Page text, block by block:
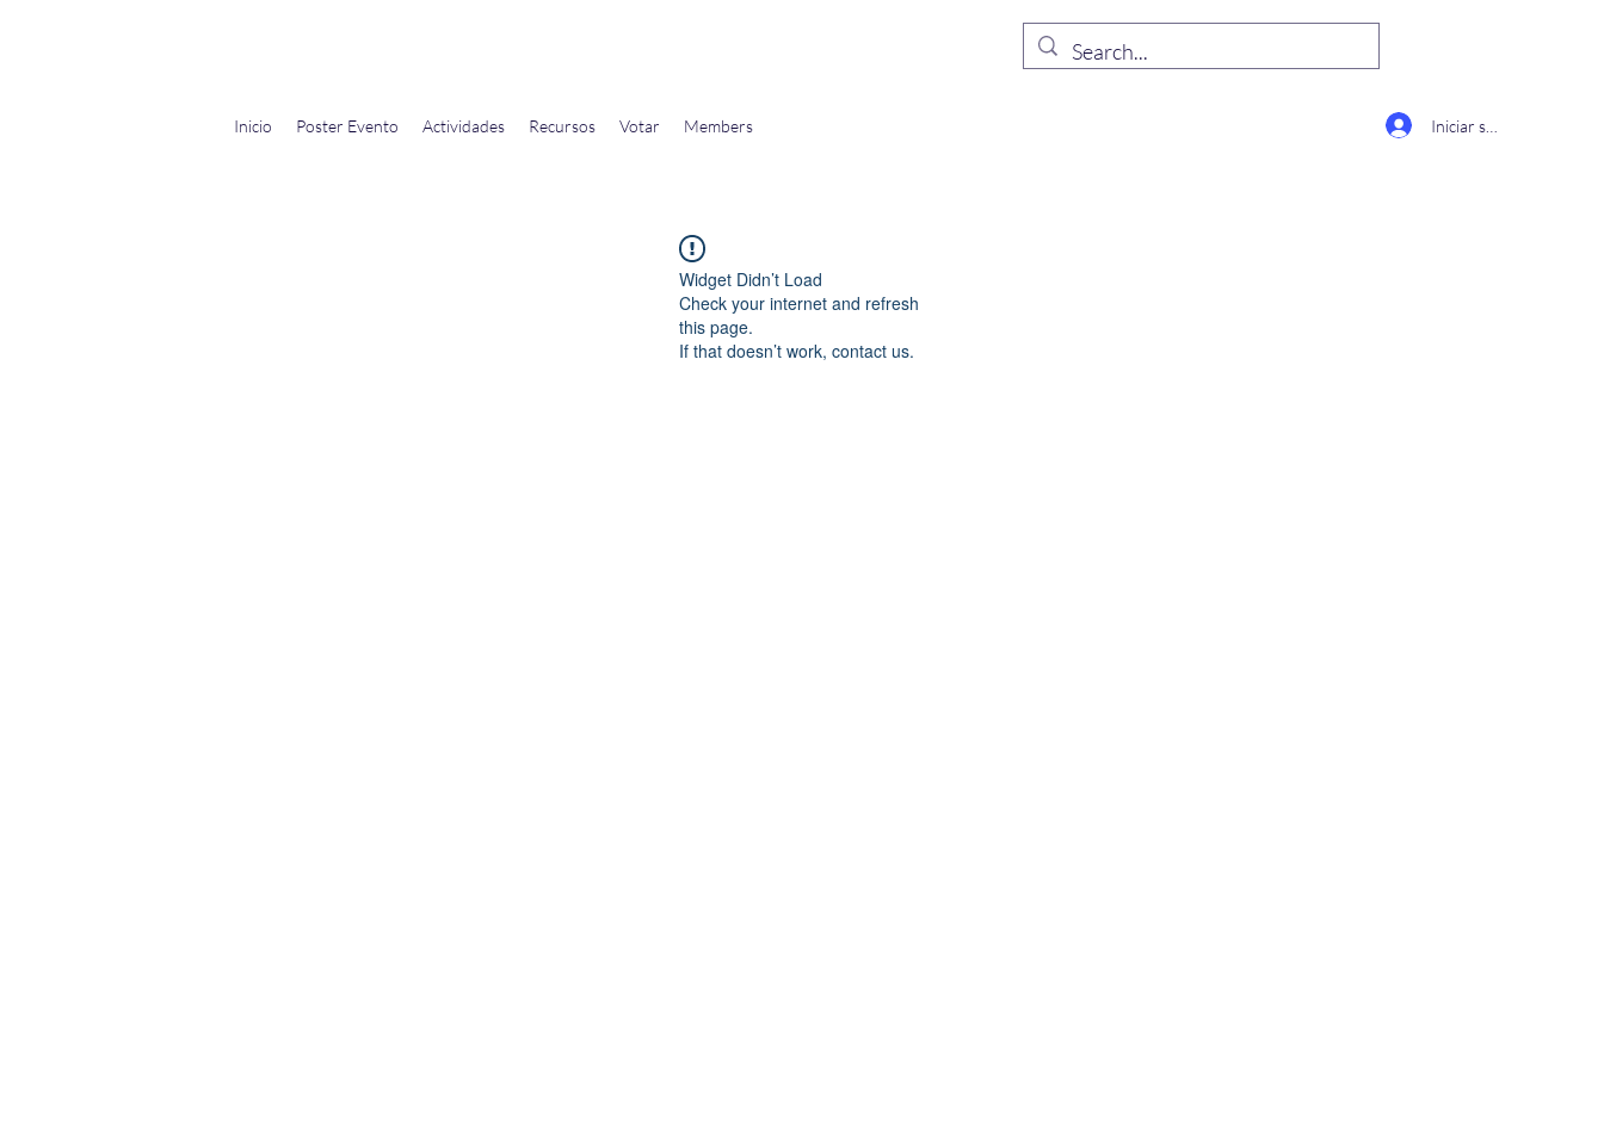
Inicio Poster Evento Actividades Recursos Votar Members Iniciar sesión
Widget Didn’t Load
Check your internet and refresh
this page.
If that doesn’t work, contact us.